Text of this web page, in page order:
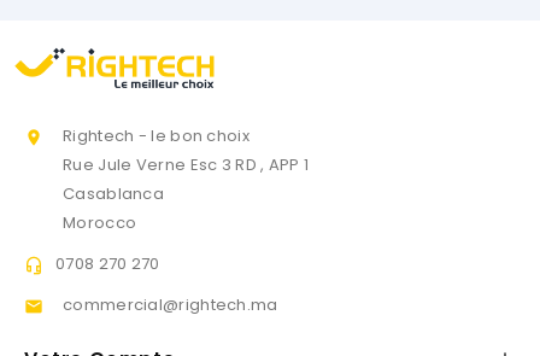

Rightech - le bon choix
Rue Jule Verne Esc 3 RD , APP 1
Casablanca
Morocco
 0708 270 270
 commercial@rightech.ma